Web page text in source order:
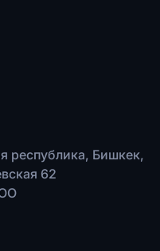
республика, Бишкек,
62